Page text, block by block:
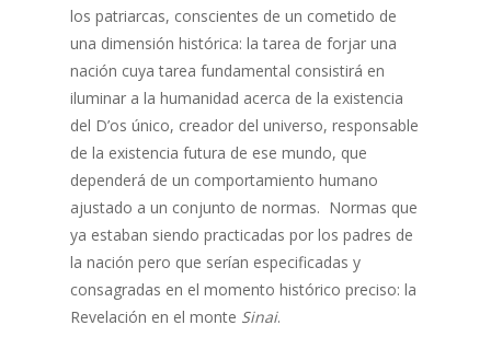
los patriarcas, conscientes de un cometido de
una dimensión histórica: la tarea de forjar una
nación cuya tarea fundamental consistirá en
iluminar a la humanidad acerca de la existencia
del D’os único, creador del universo, responsable
de la existencia futura de ese mundo, que
dependerá de un comportamiento humano
ajustado a un conjunto de normas. Normas que
ya estaban siendo practicadas por los padres de
la nación pero que serían especificadas y
consagradas en el momento histórico preciso: la
Revelación en el monte Sinai.